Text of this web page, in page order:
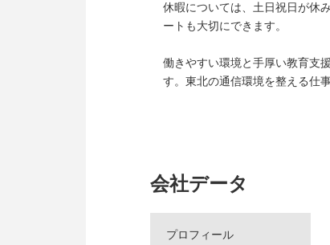
休暇については、土日祝日が休
ートも大切にできます。
働きやすい環境と手厚い教育支
す。東北の通信環境を整える仕
会社データ
プロフィール